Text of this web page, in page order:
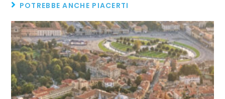
POTREBBE ANCHE PIACERTI